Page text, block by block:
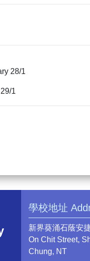
28/1
1
學校地址
新界葵涌石蔭安
On Chit Street,
Chung, NT